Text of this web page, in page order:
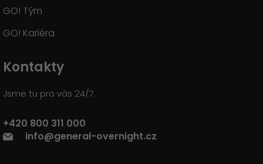
GO! Tým
GO! Kariéra
Kontakty
Jsme tu pro vás 24/7.
+420 800 311 000
info@general-overnight.cz